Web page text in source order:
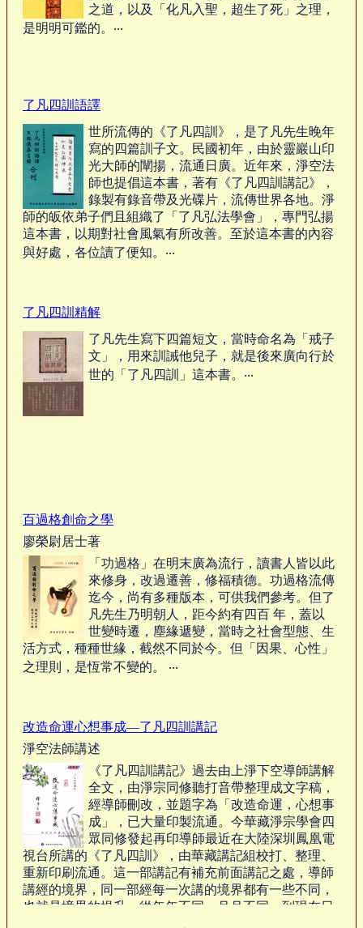
之道，以及「化凡入聖，超生了死」之理，
是明明可鑑的。‧‧‧
了凡四訓語譯
世所流傳的《了凡四訓》，是了凡先生晚年
寫的四篇訓子文。民國初年，由於靈巖山印
光大師的闡揚，流通日廣。近年來，淨空法
師也提倡這本書，著有《了凡四訓講記》，
錄製有錄音帶及光碟片，流傳世界各地。淨
師的皈依弟子們且組織了「了凡弘法學會」，專門弘揚
這本書，以期對社會風氣有所改善。至於這本書的內容
與好處，各位讀了便知。‧‧‧
了凡四訓精解
了凡先生寫下四篇短文，當時命名為「戒子
文」，用來訓誡他兒子，就是後來廣向行於
世的「了凡四訓」這本書。‧‧‧
百過格創命之學
廖榮尉居士著
「功過格」在明末廣為流行，讀書人皆以此
來修身，改過遷善，修福積德。功過格流傳
迄今，尚有多種版本，可供我們參考。但了
凡先生乃明朝人，距今約有四百 年，蓋以
世變時遷，塵緣遞變，當時之社會型態、生
活方式，種種世緣，截然不同於今。但「因果、心性」
之理則，是恆常不變的。 ‧‧‧
改造命運心想事成—了凡四訓講記
淨空法師講述
《了凡四訓講記》過去由上淨下空導師講解
全文，由淨宗同修聽打音帶整理成文字稿，
經導師刪改，並題字為「改造命運，心想事
成」，已大量印製流通。今華藏淨宗學會四
眾同修發起再印導師最近在大陸深圳鳳凰電
視台所講的《了凡四訓》，由華藏講記組校打、整理、
重新印刷流通。這一部講記有補充前面講記之處，導師
講經的境界，同一部經每一次講的境界都有一些不同，
也就是境界的提升，從年年不同、月月不同，到現在日